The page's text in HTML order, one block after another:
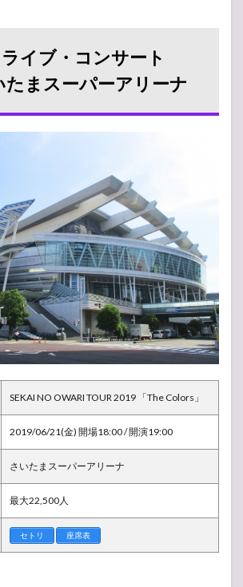
イブ・コンサート
たまスーパーアリーナ
SEKAI NO OWARI TOUR 2019 「The Colors」
2019/06/21(金) 開場18:00 / 開演19:00
さいたまスーパーアリーナ
最大22,500人
セトリ 座席表